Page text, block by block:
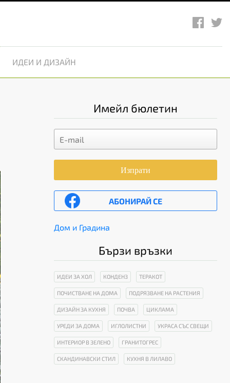
ИДЕИ И ДИЗАЙН
Имейл бюлетин
Изпрати
АБОНИРАЙ СЕ
Дом и Градина
Бързи връзки
ИДЕИ ЗА ХОЛ КОНДЕНЗ ТЕРАКОТ
ПОЧИСТВАНЕ НА ДОМА ПОДРЯЗВАНЕ НА РАСТЕНИЯ
ДИЗАЙН ЗА КУХНЯ ПОЧВА ЦИКЛАМА
УРЕДИ ЗА ДОМА ИГЛОЛИСТНИ УКРАСА СЪС СВЕЩИ
ИНТЕРИОР В ЗЕЛЕНО ГРАНИТОГРЕС
СКАНДИНАВСКИ СТИЛ КУХНЯ В ЛИЛАВО